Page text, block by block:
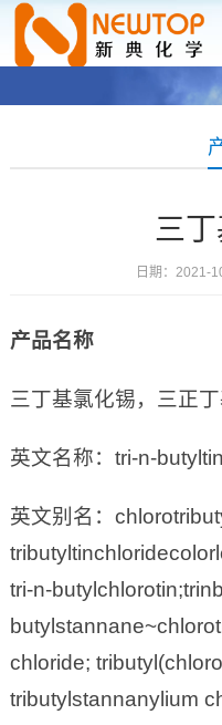
三
日期：2021-
产品名称
三丁基氯化锡，三正
英文名称：tri-n-
英文别名：
tri-n-
chloride;
tributylstannanylium